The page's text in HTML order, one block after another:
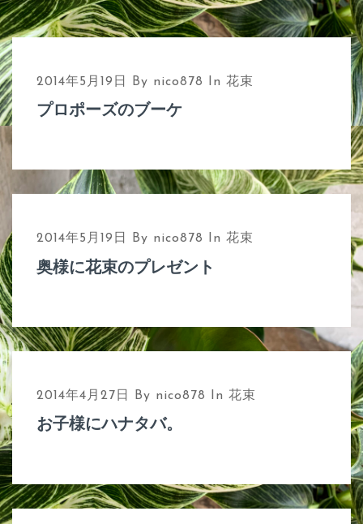
e
n
t
2014年5月19日 By nico878 In 花束
プロポーズのブーケ
2014年5月19日 By nico878 In 花束
奥様に花束のプレゼント
2014年4月27日 By nico878 In 花束
お子様にハナタバ。